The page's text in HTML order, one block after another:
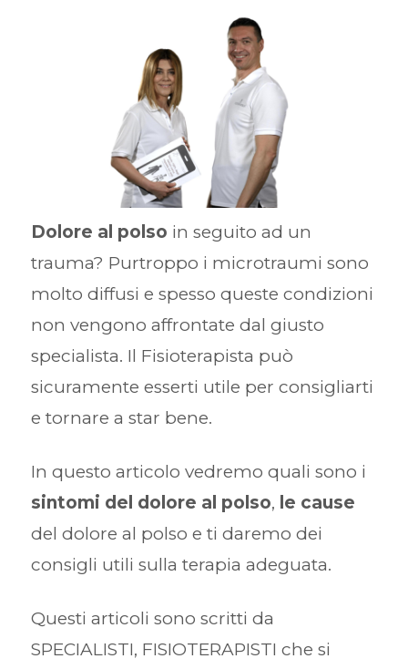
Dolore al polso in seguito ad un
trauma? Purtroppo i microtraumi sono
molto diffusi e spesso queste condizioni
non vengono affrontate dal giusto
specialista. Il Fisioterapista può
sicuramente esserti utile per consigliarti
e tornare a star bene.
In questo articolo vedremo quali sono i
sintomi del dolore al polso, le cause
del dolore al polso e ti daremo dei
consigli utili sulla terapia adeguata.
Questi articoli sono scritti da
SPECIALISTI, FISIOTERAPISTI che si